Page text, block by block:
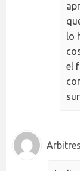
lo
el
Arbitres